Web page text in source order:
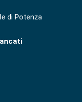
di Potenza